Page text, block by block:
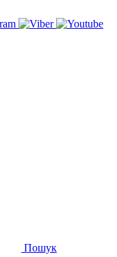
Пошук